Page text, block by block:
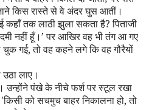
किस रास्ते से वे अंदर घुस आतीं।
कहाँ तक लाठी झुला सकता है?पिताजी
नहीं हूँ।’पर आखिर वह भी तंग आ गए
चुक गई,तो वह कहने लगे कि वह गौरैयों
लाए।
उन्होंने पंखे के नीचे फर्श पर स्टूल रखा
'किसी को सचमुच बाहर निकालना हो,तो